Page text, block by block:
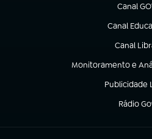
Canal
(abre em
Canal
(abre em
Canal
(abre em
Monitoramento e
(abre em nova aba)
Publicidade
(abre em
Rádio
(abre em